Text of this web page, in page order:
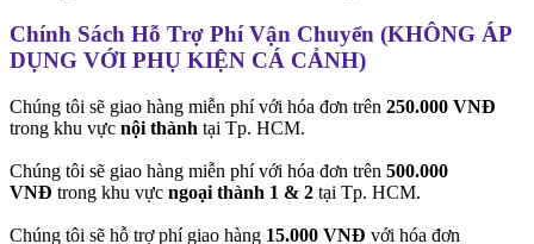
Chính Sách Hỗ Trợ Phí Vận Chuyển (KHÔNG ÁP
DỤNG VỚI PHỤ KIỆN CÁ CẢNH)
Chúng tôi sẽ giao hàng miễn phí với hóa đơn trên 250.000 VNĐ
trong khu vực nội thành tại Tp. HCM.
Chúng tôi sẽ giao hàng miễn phí với hóa đơn trên 500.000
VNĐ trong khu vực ngoại thành 1 & 2 tại Tp. HCM.
Chúng tôi sẽ hỗ trợ phí giao hàng 15.000 VNĐ với hóa đơn